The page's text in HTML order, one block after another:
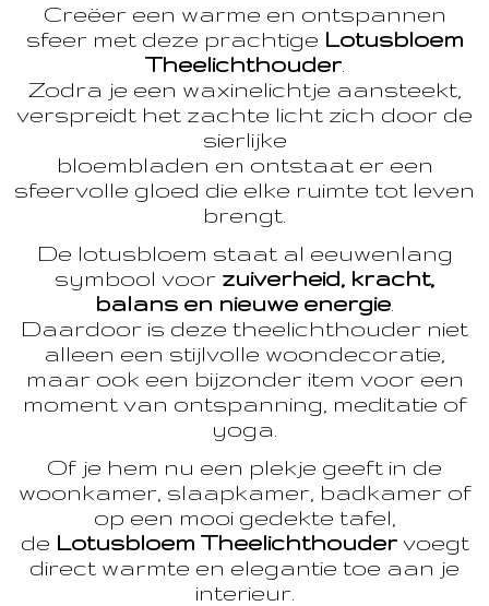
Creëer een warme en ontspannen
sfeer met deze prachtige Lotusbloem
Theelichthouder.
Zodra je een waxinelichtje aansteekt,
verspreidt het zachte licht zich door de
sierlijke
bloembladen en ontstaat er een
sfeervolle gloed die elke ruimte tot leven
brengt.
De lotusbloem staat al eeuwenlang
symbool voor zuiverheid, kracht,
balans en nieuwe energie
Daardoor is deze theelichthouder niet
alleen een stijlvolle woondecoratie,
maar ook een bijzonder item voor een
moment van ontspanning, meditatie of
yoga.
Of je hem nu een plekje geeft in de
woonkamer, slaapkamer, badkamer of
op een mooi gedekte tafel,
de Lotusbloem Theelichthoudervoegt
direct warmte en elegantie toe aan je
interieur.